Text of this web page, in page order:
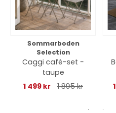
Sommarboden
Selection
Caggi café-set -
taupe
1 499 kr
1 895 kr